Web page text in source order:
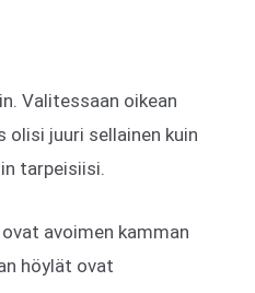
Valitessaan oikean
juuri sellainen kuin
tarpeisiisi.
avoimen kamman
höylät ovat